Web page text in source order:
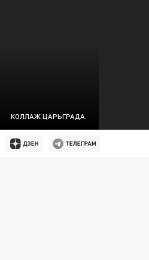
КОЛЛАЖ ЦАРЬГРАДА.